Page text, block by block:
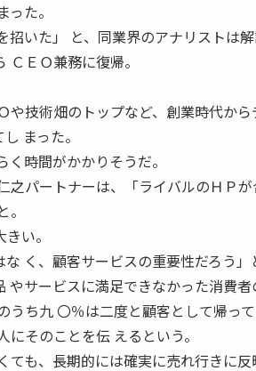
た。
いた」 と、同業界のアナリストは解
ＥＯ兼務に復帰。
や技術畑のトップなど、創業時代から
まった。
時間がかかりそうだ。
パートナーは、「ライバルのＨＰ
い。
く、顧客サービスの重要性だろう」
サービスに満足できなかった消費者
ち九 〇％は二度と顧客として帰っ
そのことを伝 えるという。
も、長期的には確実に売れ行きに反